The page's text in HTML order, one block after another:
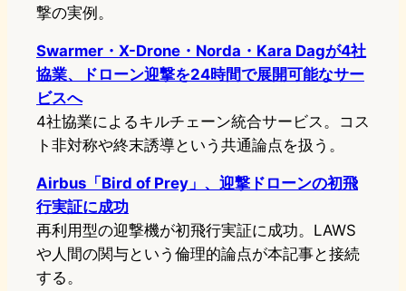
撃の実例。
Swarmer・X-Drone・Norda・Kara Dagが4社
協業、ドローン迎撃を24時間で展開可能なサー
ビスへ
4社協業によるキルチェーン統合サービス。コス
ト非対称や終末誘導という共通論点を扱う。
Airbus「Bird of Prey」、迎撃ドローンの初飛
行実証に成功
再利用型の迎撃機が初飛行実証に成功。LAWS
や人間の関与という倫理的論点が本記事と接続
する。